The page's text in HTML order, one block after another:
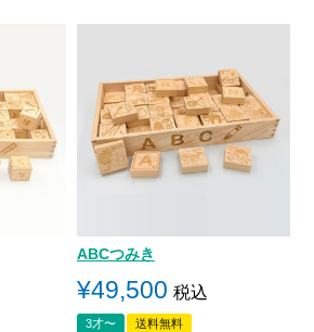
ABCつみき
¥49,500 税込
3才〜 送料無料